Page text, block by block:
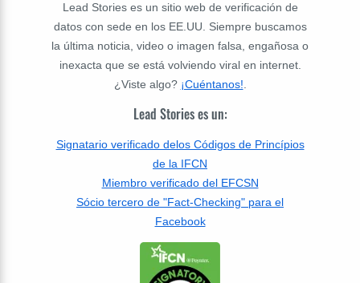
Lead Stories es un sitio web de verificación de
datos con sede en los EE.UU. Siempre buscamos
la última noticia, video o imagen falsa, engañosa o
inexacta que se está volviendo viral en internet.
¿Viste algo? ¡Cuéntanos!.
Lead Stories es un:
Signatario verificado delos Códigos de Princípios
de la IFCN
Miembro verificado del EFCSN
Sócio tercero de "Fact-Checking" para el
Facebook